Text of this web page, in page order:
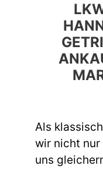
Als
wir nicht nur
uns